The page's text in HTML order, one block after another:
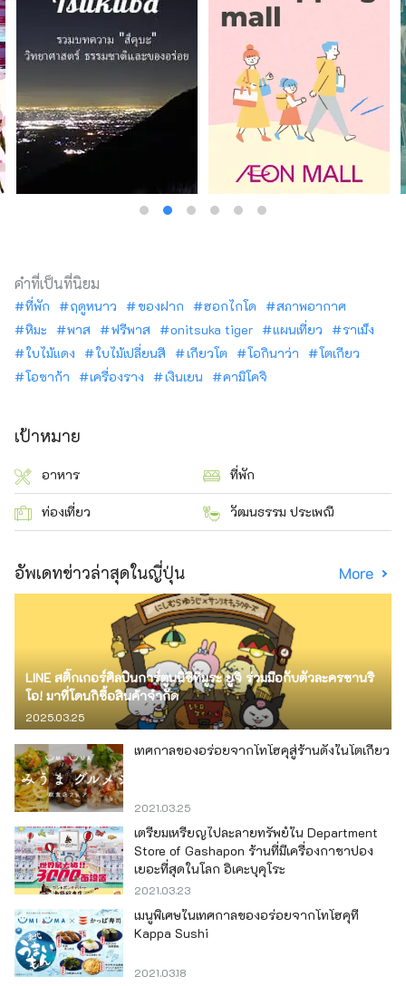
คำที่เป็นที่นิยม
ที่พัก ฤดูหนาว ของฝาก ฮอกไกโด
สภาพอากาศ
หิมะ
พาส ฟรีพาส onitsuka tiger แผนเที่ยว
ราเม็ง
ใบไม้แดง
ใบไม้เปลี่ยนสี เกียวโต โอกินาว่า
โตเกียว
โอซาก้า
เครื่องราง เงินเยน คามิโคจิ
เป้าหมาย
อาหาร ที่พัก
ท่องเที่ยว วัฒนธรรม ประเพณี
อัพเดทข่าวล่าสุดในญี่ปุ่น More
LINE สติ๊กเกอร์ศิลปินการ์ตูนนิชิทีมูระ ยูจิ ร่วมมือกับตัวละครซานริ
โอ! มาที่โดนกิซื้อสินค้าจำกัด
2025.03.25
เทศกาลของอร่อยจากโทโฮคุสู่ร้านดังในโตเกียว
2021.03.25
เตรียมเหรียญไปละลายทรัพย์ใน Department
Store of Gashapon ร้านที่มีเครื่องกาชาปอง
เยอะที่สุดในโลก อิเคะบุคุโระ
2021.03.23
เมนูพิเศษในเทศกาลของอร่อยจากโทโฮคุที่
Kappa Sushi
2021.03.18